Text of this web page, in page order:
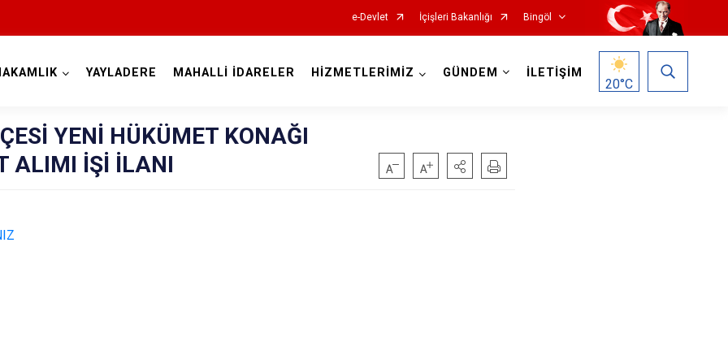
e-Devlet İçişleri Bakanlığı Bingöl
YAYLADERE MAHALLİ İDARELER HİZMETLERİMİZ GÜNDEM İLETİŞİM
20°C
YENİ HÜKÜMET KONAĞI
ALIMI İŞİ İLANI